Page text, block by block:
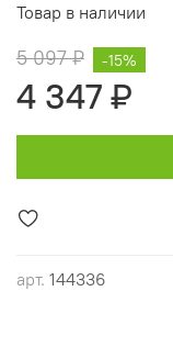
арт. 144336
Товар в наличии
5 097 ₽
4 347 ₽
-15%